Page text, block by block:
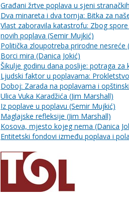
Građani žrtve poplava u sjeni
Dva minareta i dva tornja: Bitka za
Vlast zaboravila katastrofu: Zbog
novih poplava (Semir Mujkić)
Politička zloupotreba prirodne nesreće
Borci mira (Danica Jokić)
Šikulje godinu dana poslije: potraga za
Ljudski faktor u poplavama:
Doboj: Zarada na poplavama i
Ulica Vuka Karadžića (Jim Marshall)
Iz poplave u poplavu (Semir Mujkić)
Maglajske refleksije (Jim Marshall)
Kosova, mjesto kojeg nema (Danica
Entitetski fondovi između poplava i